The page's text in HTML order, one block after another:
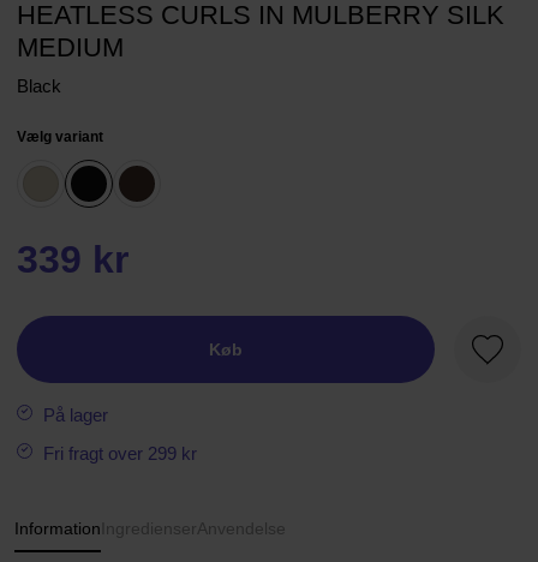
HEATLESS CURLS IN MULBERRY SILK
MEDIUM
Black
Vælg variant
339 kr
Køb
På lager
Fri fragt over 299 kr
Information Ingredienser Anvendelse